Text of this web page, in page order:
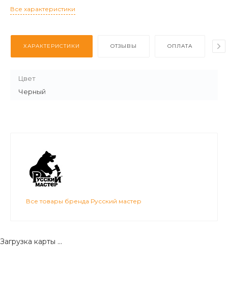
Все характеристики
ХАРАКТЕРИСТИКИ ОТЗЫВЫ ОПЛАТА
Цвет
Черный
Все товары бренда Русский мастер
Загрузка карты ...